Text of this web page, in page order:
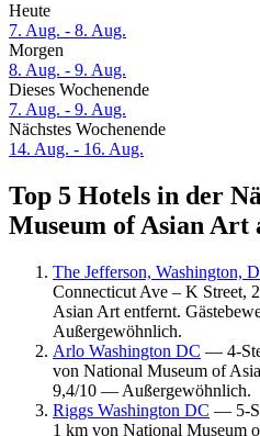
Heute
7. Aug. - 8. Aug.
Morgen
8. Aug. - 9. Aug.
Dieses Wochenende
7. Aug. - 9. Aug.
Nächstes Wochenende
14. Aug. - 16. Aug.
Top 5 Hotels in der
Museum of Asian Art
The Jefferson, Washington,
Connecticut Ave – K Street,
Asian Art entfernt.
Außergewöhnlich.
Arlo Washington DC — 4-
von National Museum of
9,4/10 — Außergewöhnlich.
Riggs Washington DC — 5-
1 km von National Museum